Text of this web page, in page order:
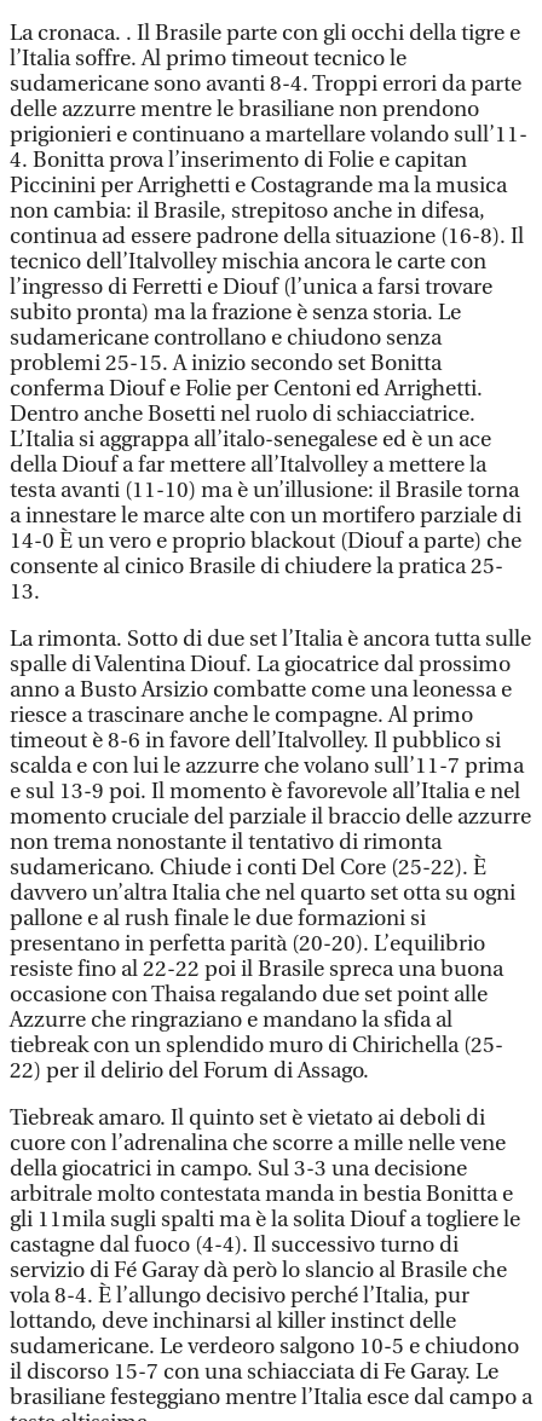
La cronaca. . Il Brasile parte con gli occhi della tigre e
l’Italia soffre. Al primo timeout tecnico le
sudamericane sono avanti 8-4. Troppi errori da parte
delle azzurre mentre le brasiliane non prendono
prigionieri e continuano a martellare volando sull’11-
4. Bonitta prova l’inserimento di Folie e capitan
Piccinini per Arrighetti e Costagrande ma la musica
non cambia: il Brasile, strepitoso anche in difesa,
continua ad essere padrone della situazione (16-8). Il
tecnico dell’Italvolley mischia ancora le carte con
l’ingresso di Ferretti e Diouf (l’unica a farsi trovare
subito pronta) ma la frazione è senza storia. Le
sudamericane controllano e chiudono senza
problemi 25-15. A inizio secondo set Bonitta
conferma Diouf e Folie per Centoni ed Arrighetti.
Dentro anche Bosetti nel ruolo di schiacciatrice.
L’Italia si aggrappa all’italo-senegalese ed è un ace
della Diouf a far mettere all’Italvolley a mettere la
testa avanti (11-10) ma è un’illusione: il Brasile torna
a innestare le marce alte con un mortifero parziale di
14-0 È un vero e proprio blackout (Diouf a parte) che
consente al cinico Brasile di chiudere la pratica 25-
13.
La rimonta. Sotto di due set l’Italia è ancora tutta sulle
spalle di Valentina Diouf. La giocatrice dal prossimo
anno a Busto Arsizio combatte come una leonessa e
riesce a trascinare anche le compagne. Al primo
timeout è 8-6 in favore dell’Italvolley. Il pubblico si
scalda e con lui le azzurre che volano sull’11-7 prima
e sul 13-9 poi. Il momento è favorevole all’Italia e nel
momento cruciale del parziale il braccio delle azzurre
non trema nonostante il tentativo di rimonta
sudamericano. Chiude i conti Del Core (25-22). È
davvero un’altra Italia che nel quarto set otta su ogni
pallone e al rush finale le due formazioni si
presentano in perfetta parità (20-20). L’equilibrio
resiste fino al 22-22 poi il Brasile spreca una buona
occasione con Thaisa regalando due set point alle
Azzurre che ringraziano e mandano la sfida al
tiebreak con un splendido muro di Chirichella (25-
22) per il delirio del Forum di Assago.
Tiebreak amaro. Il quinto set è vietato ai deboli di
cuore con l’adrenalina che scorre a mille nelle vene
della giocatrici in campo. Sul 3-3 una decisione
arbitrale molto contestata manda in bestia Bonitta e
gli 11mila sugli spalti ma è la solita Diouf a togliere le
castagne dal fuoco (4-4). Il successivo turno di
servizio di Fé Garay dà però lo slancio al Brasile che
vola 8-4. È l’allungo decisivo perché l’Italia, pur
lottando, deve inchinarsi al killer instinct delle
sudamericane. Le verdeoro salgono 10-5 e chiudono
il discorso 15-7 con una schiacciata di Fe Garay. Le
brasiliane festeggiano mentre l’Italia esce dal campo a